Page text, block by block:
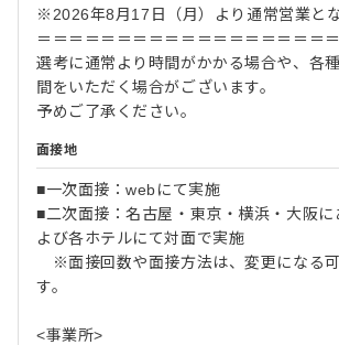
※2026年8月17日（月）より通常営業とな
＝＝＝＝＝＝＝＝＝＝＝＝＝＝＝＝＝＝
選考に通常より時間がかかる場合や、各
間をいただく場合がございます。
予めご了承ください。
面接地
■一次面接：webにて実施
■二次面接：名古屋・東京・横浜・大阪に
よび各ホテルにて対面で実施
※面接回数や面接方法は、変更になる
す。
<事業所>